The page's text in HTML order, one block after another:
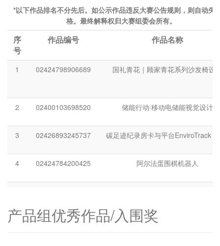
*以下作品排名不分先后。如公示作品违反大赛公告规则，则自动失
格。最终解释权归大赛组委会所有。
序
号
作品编号 作品名称
1 02424798906689 国礼青花｜顾家青花系列沙发椅设
2 02400103698520 储能行动·移动电储能视觉设计
3 02426893245737 碳足迹纪录房卡与平台EnviroTrack
4 02424784200425 阿尔法蛋围棋机器人
产品组优秀作品/入围奖